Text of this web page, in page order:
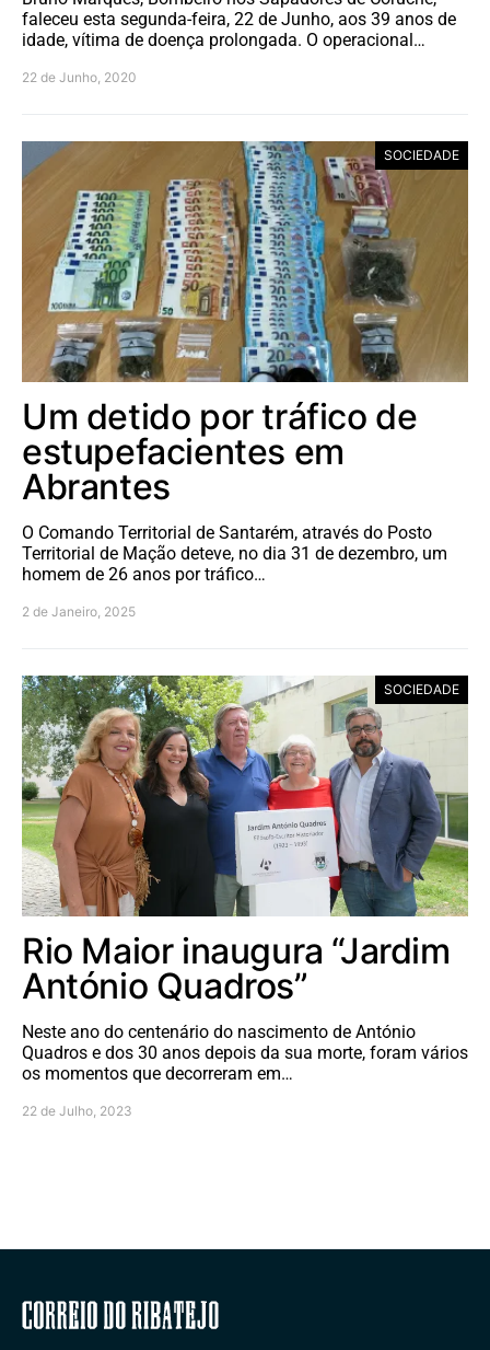
faleceu esta segunda-feira, 22 de Junho, aos 39 anos de
idade, vítima de doença prolongada. O operacional…
22 de Junho, 2020
SOCIEDADE
Um detido por tráfico de
estupefacientes em
Abrantes
O Comando Territorial de Santarém, através do Posto
Territorial de Mação deteve, no dia 31 de dezembro, um
homem de 26 anos por tráfico…
2 de Janeiro, 2025
SOCIEDADE
Rio Maior inaugura “Jardim
António Quadros”
Neste ano do centenário do nascimento de António
Quadros e dos 30 anos depois da sua morte, foram vários
os momentos que decorreram em…
22 de Julho, 2023
Correio do Ribatejo